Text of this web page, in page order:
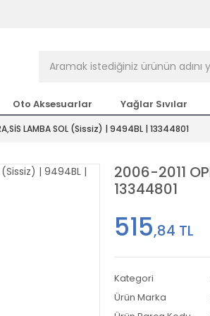
Oto Aksesuarlar Yağlar Sıvılar
LAMBA SOL (Sissiz) | 9494BL | 13344801
2006-2011
13344801
515,84 TL
Kategori
Ürün Marka